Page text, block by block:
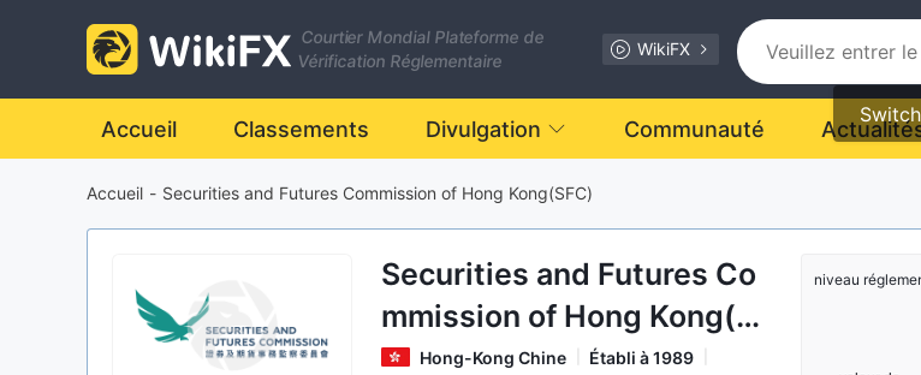
Courtier Mondial Plateforme de
Vérification Réglementaire
WikiFX
Accueil Classements Divulgation Communauté
Accueil - Securities and Futures Commission of Hong Kong(SFC)
Securities and Futures Co
mmission of Hong Kong(S
FC)Hong-Kong Chine
Établi à 1989
niveau